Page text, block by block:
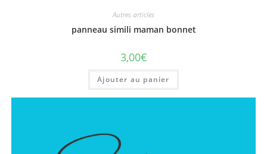
Autres articles
panneau simili maman bonnet
3,00€
Ajouter au panier